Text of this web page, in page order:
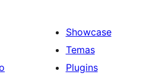
Showcase
Temas
Plugins